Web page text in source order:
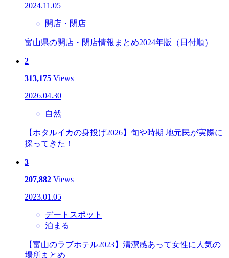
2024.11.05
開店・閉店
富山県の開店・閉店情報まとめ2024年版（日付順）
2
313,175 Views
2026.04.30
自然
【ホタルイカの身投げ2026】旬や時期 地元民が実際に
採ってきた！
3
207,882 Views
2023.01.05
デートスポット
泊まる
【富山のラブホテル2023】清潔感あって女性に人気の
場所まとめ